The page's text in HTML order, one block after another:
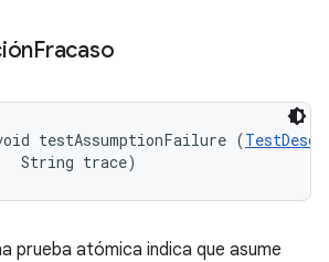
Fracaso
testAssumptionFailure (
String trace)
prueba atómica indica que asume